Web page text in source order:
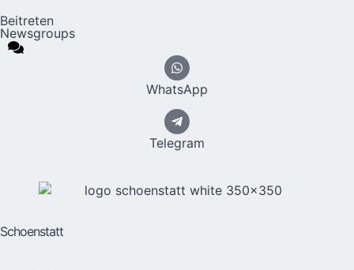
Beitreten
Newsgroups
WhatsApp
Telegram
Schoenstatt